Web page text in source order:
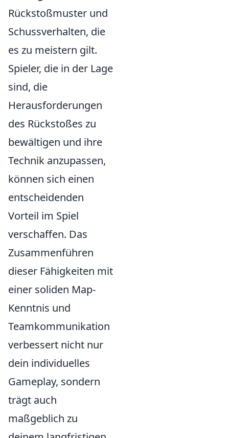
Rückstoßmuster und
Schussverhalten, die
es zu meistern gilt.
Spieler, die in der Lage
sind, die
Herausforderungen
des Rückstoßes zu
bewältigen und ihre
Technik anzupassen,
können sich einen
entscheidenden
Vorteil im Spiel
verschaffen. Das
Zusammenführen
dieser Fähigkeiten mit
einer soliden Map-
Kenntnis und
Teamkommunikation
verbessert nicht nur
dein individuelles
Gameplay, sondern
trägt auch
maßgeblich zu